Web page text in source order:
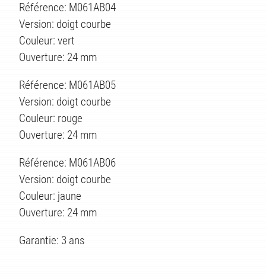
Référence: M061AB04
Version: doigt courbe
Couleur: vert
Ouverture: 24 mm
Référence: M061AB05
Version: doigt courbe
Couleur: rouge
Ouverture: 24 mm
Référence: M061AB06
Version: doigt courbe
Couleur: jaune
Ouverture: 24 mm
Garantie: 3 ans